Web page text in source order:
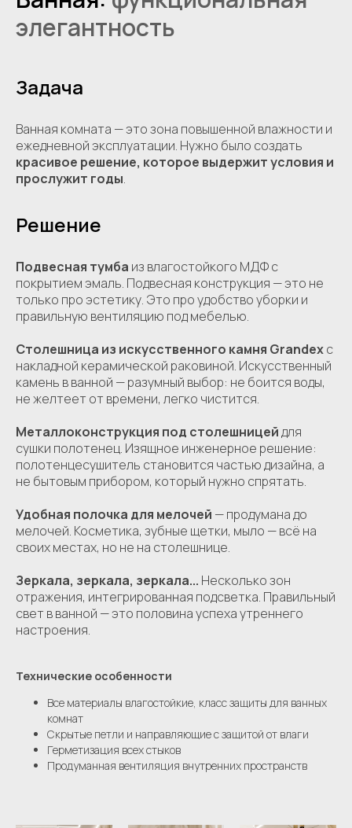
элегантность
Задача
Ванная комната — это зона повышенной влажности и
ежедневной эксплуатации. Нужно было создать
красивое решение, которое выдержит условия и
прослужит годы.
Решение
Подвесная тумба из влагостойкого МДФ с
покрытием эмаль. Подвесная конструкция — это не
только про эстетику. Это про удобство уборки и
правильную вентиляцию под мебелью.
Столешница из искусственного камня Grandexс
накладной керамической раковиной. Искусственный
камень в ванной — разумный выбор: не боится воды,
не желтеет от времени, легко чистится.
Металлоконструкция под столешницейдля
сушки полотенец. Изящное инженерное решение:
полотенцесушитель становится частью дизайна, а
не бытовым прибором, который нужно спрятать.
Удобная полочка для мелочей — продумана до
мелочей. Косметика, зубные щетки, мыло — всё на
своих местах, но не на столешнице.
Зеркала, зеркала, зеркала... Несколько зон
отражения, интегрированная подсветка. Правильный
свет в ванной — это половина успеха утреннего
настроения.
Технические особенности
Все материалы влагостойкие, класс защиты для ванных
комнат
Скрытые петли и направляющие с защитой от влаги
Герметизация всех стыков
Продуманная вентиляция внутренних пространств